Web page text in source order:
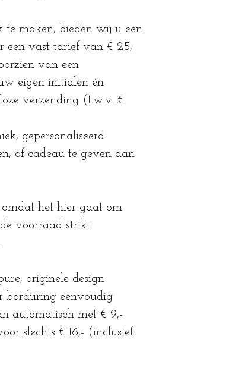
te maken, bieden wij u een
een vast tarief van € 25,-
van een
eigen initialen én
verzending (t.w.v. €
gepersonaliseerd
of cadeau te geven aan
het hier gaat om
voorraad strikt
originele design
borduring eenvoudig
automatisch met € 9,-
slechts € 16,- (inclusief